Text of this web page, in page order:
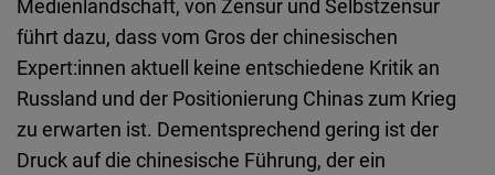
Medienlandschaft, von Zensur und Selbstzensur
führt dazu, dass vom Gros der chinesischen
Expert:innen aktuell keine entschiedene Kritik an
Russland und der Positionierung Chinas zum Krieg
zu erwarten ist. Dementsprechend gering ist der
Druck auf die chinesische Führung, der ein